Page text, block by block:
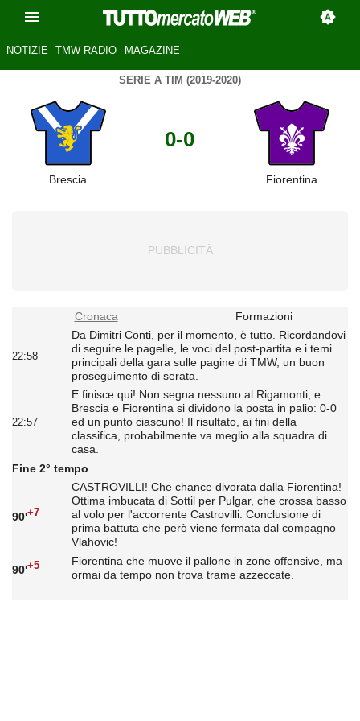
NOTIZIE TMW RADIO MAGAZINE
SERIE A TIM (2019-2020)
Brescia
0-0
Fiorentina
Cronaca Formazioni
22:58
Da Dimitri Conti, per il momento, è tutto. Ricordandovi
di seguire le pagelle, le voci del post-partita e i temi
principali della gara sulle pagine di TMW, un buon
proseguimento di serata.
22:57
E finisce qui! Non segna nessuno al Rigamonti, e
Brescia e Fiorentina si dividono la posta in palio: 0-0
ed un punto ciascuno! Il risultato, ai fini della
classifica, probabilmente va meglio alla squadra di
casa.
Fine 2° tempo
90'+7
CASTROVILLI! Che chance divorata dalla Fiorentina!
Ottima imbucata di Sottil per Pulgar, che crossa basso
al volo per l'accorrente Castrovilli. Conclusione di
prima battuta che però viene fermata dal compagno
Vlahovic!
90'+5
Fiorentina che muove il pallone in zone offensive, ma
ormai da tempo non trova trame azzeccate.